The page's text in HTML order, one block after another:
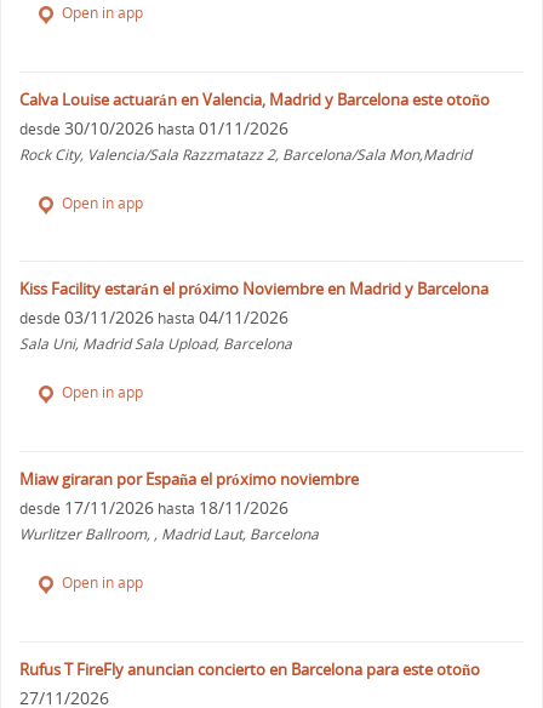
Open in app
Calva Louise actuarán en Valencia, Madrid y Barcelona este otoño
desde 30/10/2026 hasta 01/11/2026
Rock City, Valencia/Sala Razzmatazz 2, Barcelona/Sala Mon,Madrid
Open in app
Kiss Facility estarán el próximo Noviembre en Madrid y Barcelona
desde 03/11/2026 hasta 04/11/2026
Sala Uni, Madrid Sala Upload, Barcelona
Open in app
Miaw giraran por España el próximo noviembre
desde 17/11/2026 hasta 18/11/2026
Wurlitzer Ballroom, , Madrid Laut, Barcelona
Open in app
Rufus T FireFly anuncian concierto en Barcelona para este otoño
27/11/2026